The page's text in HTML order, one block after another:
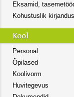
Eksamid,
Kohustuslik kirjandus
Personal
Õpilased
Koolivorm
Huvitegevus